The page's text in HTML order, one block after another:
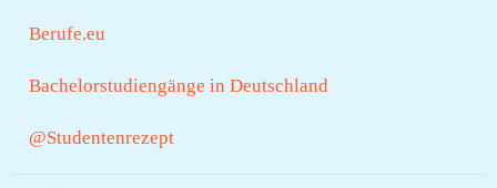
Berufe.eu
Bachelorstudiengänge in Deutschland
@Studentenrezept